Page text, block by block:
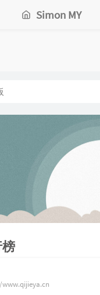
Simon MY